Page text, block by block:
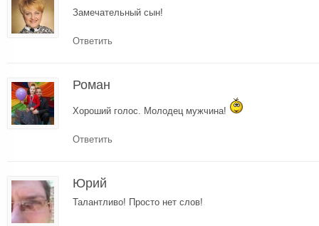
Замечательный сын!
Ответить
Роман
Хороший голос. Молодец мужчина!
Ответить
Юрий
Талантливо! Просто нет слов!